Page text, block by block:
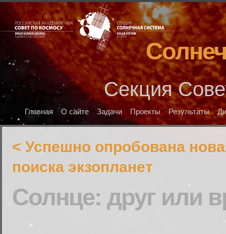
Секция
Главная О сайте Задачи Проекты Результаты
< Успешно опробована
поиска экзопланет
Солнце: друг или